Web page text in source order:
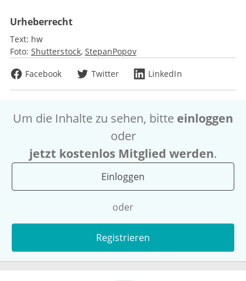
Urheberrecht
Text: hw
Foto: Shutterstock StepanPopov
Facebook
Twitter LinkedIn
Um die Inhalte zu sehen, bitte einloggen
oder
jetzt kostenlos Mitglied werden.
Einloggen
oder
Registrieren